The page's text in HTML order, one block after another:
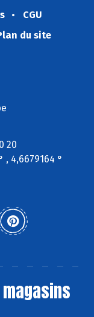
CGU
du site
20
, 4,6679164 °